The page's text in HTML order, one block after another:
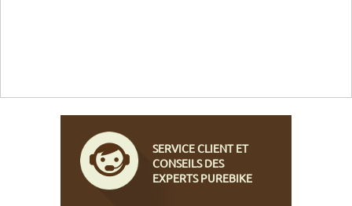
SERVICE CLIENT ET
CONSEILS DES
EXPERTS PUREBIKE